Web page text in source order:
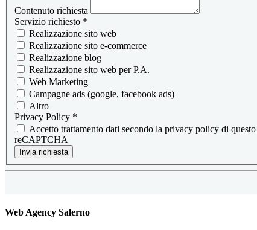
Contenuto richiesta
Servizio richiesto *
Realizzazione sito web
Realizzazione sito e-commerce
Realizzazione blog
Realizzazione sito web per P.A.
Web Marketing
Campagne ads (google, facebook ads)
Altro
Privacy Policy *
Accetto trattamento dati secondo la privacy policy di
reCAPTCHA
Invia richiesta
Web Agency Salerno